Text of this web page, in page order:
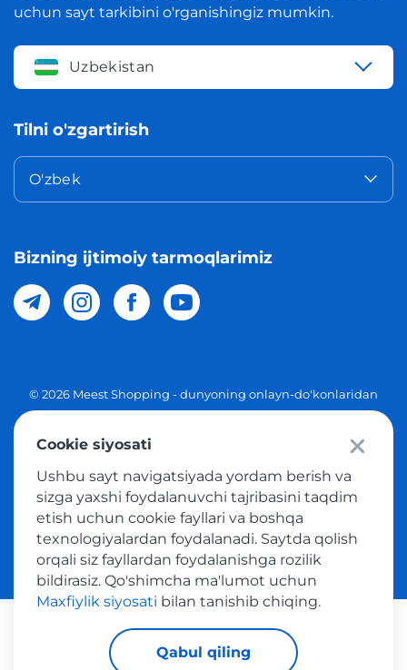
uchun sayt tarkibini o'rganishingiz mumkin.
Uzbekistan
Tilni o'zgartirish
O'zbek
Bizning ijtimoiy tarmoqlarimiz
© 2026 Meest Shopping - dunyoning onlayn-do'konlaridan
Ommaviy taklif
Tovar sotib olish xizmatidan foydalanish shartlari
Cookie siyosati
Ushbu sayt navigatsiyada yordam berish va
sizga yaxshi foydalanuvchi tajribasini taqdim
etish uchun cookie fayllari va boshqa
texnologiyalardan foydalanadi. Saytda qolish
orqali siz fayllardan foydalanishga rozilik
bildirasiz. Qo'shimcha ma'lumot uchun
Maxfiylik siyosati bilan tanishib chiqing.
Qabul qiling